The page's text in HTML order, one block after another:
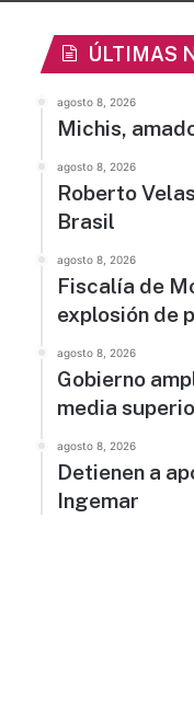
ÚLTIMAS
agosto 8, 2026
Michis,
agosto 8, 2026
Roberto
Brasil
agosto 8, 2026
Fiscalía de
explosión de
agosto 8, 2026
Gobierno
media
agosto 8, 2026
Detienen a
Ingemar